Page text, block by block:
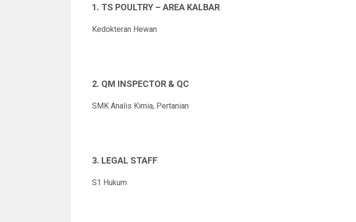
1. TS POULTRY – AREA KALBAR
Kedokteran Hewan
2. QM INSPECTOR & QC
SMK Analis Kimia, Pertanian
3. LEGAL STAFF
S1 Hukum